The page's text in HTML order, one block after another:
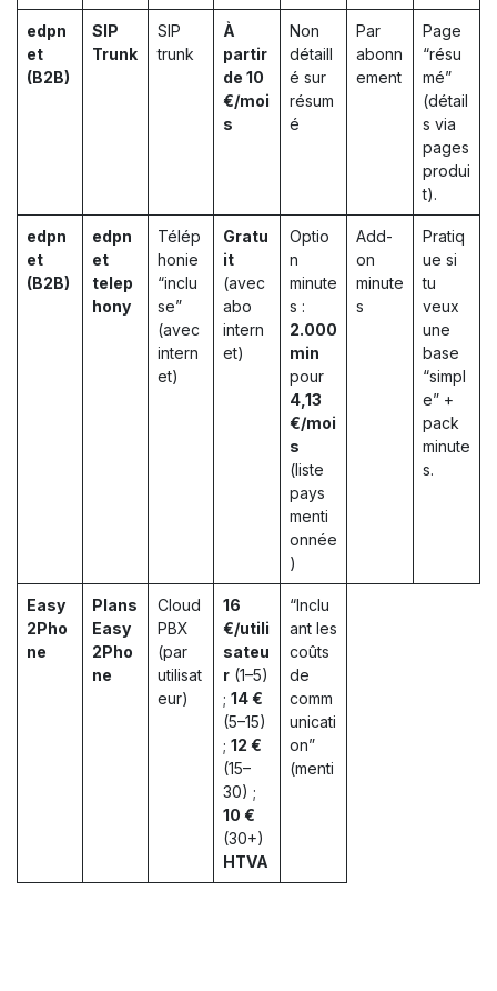
edpn
et
(B2B)
SIP
Trunk
SIP
trunk
À
partir
de 10
€/moi
s
Non
détaill
é sur
résum
é
Par
abonn
ement
Page
“résu
mé”
(détail
s via
pages
produi
t).
edpn
et
(B2B)
edpn
et
telep
hony
Télép
honie
“inclu
se”
(avec
intern
et)
Gratu
it
(avec
abo
intern
et)
Optio
n
minute
s :
2.000
min
pour
4,13
€/moi
s
(liste
pays
menti
onnée
)
Add-
on
minute
s
Pratiq
ue si
tu
veux
une
base
“simpl
e” +
pack
minute
s.
Easy
2Pho
ne
Plans
Easy
2Pho
ne
Cloud
PBX
(par
utilisat
eur)
16
€/utili
sateu
r (1–5)
; 14 €
(5–15)
; 12 €
(15–
30) ;
10 €
(30+)
HTVA
“Inclu
ant les
coûts
de
comm
unicati
on”
(menti